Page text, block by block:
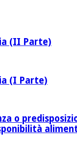
(II Parte)
(I Parte)
o